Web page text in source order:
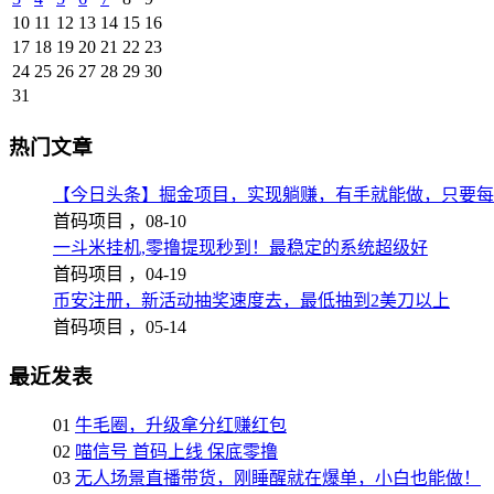
10 11 12 13 14 15 16
17 18 19 20 21 22 23
24 25 26 27 28 29 30
31
热门文章
【今日头条】掘金项目，实现躺赚，有手就能做，只要
首码项目 ， 08-10
一斗米挂机,零撸提现秒到！最稳定的系统超级好
首码项目 ， 04-19
币安注册，新活动抽奖速度去，最低抽到2美刀以上
首码项目 ， 05-14
最近发表
01 牛毛圈，升级拿分红赚红包
02 喵信号 首码上线 保底零撸
03 无人场景直播带货，刚睡醒就在爆单，小白也能做！